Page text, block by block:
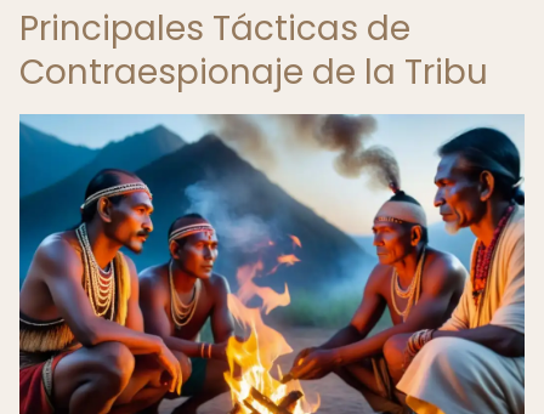
Principales Tácticas de
Contraespionaje de la Tribu